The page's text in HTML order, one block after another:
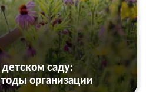
саду:
организации